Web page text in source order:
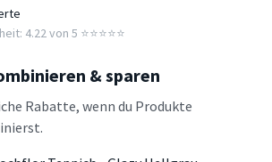
4.22 von 5 ⭐️⭐️⭐️⭐️⭐️
& sparen
Rabatte, wenn du Produkte